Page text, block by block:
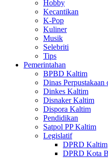
Hobby
Kecantikan
K-Pop
Kuliner
Musik
Selebriti
Tips
Pemerintahan
BPBD Kaltim
Dinas
Dinkes Kaltim
Disnaker Kaltim
Dispora Kaltim
Pendidikan
Satpol PP Kaltim
Legislatif
DPRD Kaltim
DPRD Kota